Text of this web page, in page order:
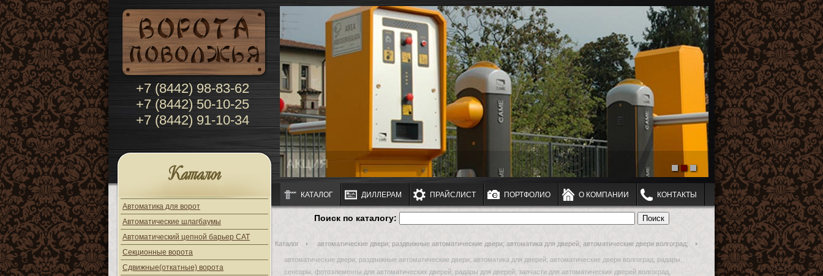
+7 (8442) 98-83-62
+7 (8442) 50-10-25
+7 (8442) 91-10-34
АКЦИЯ
Каталог
Автоматика для ворот
Автоматические шлагбаумы
Автоматический цепной барьер CAT
Секционные ворота
Сдвижные(откатные) ворота
КАТАЛОГ ДИЛЛЕРАМ ПРАЙСЛИСТ ПОРТФОЛИО О КОМПАНИИ КОНТАКТЫ
Поиск по каталогу:
Каталог автоматические двери; раздвижные автоматические двери; автоматика для дверей; автоматические двери волгоград;
автоматические двери; раздвижные автоматические двери; автоматика для дверей; автоматические двери волгоград; радары,
сенсоры, фотоэлементы для автоматических дверей; радары для дверей; запчасти для автоматических дверей волгоград,